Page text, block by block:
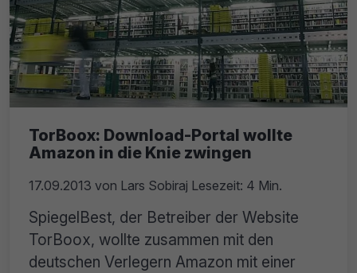
TorBoox: Download-Portal wollte
Amazon in die Knie zwingen
17.09.2013 von Lars Sobiraj Lesezeit: 4 Min.
SpiegelBest, der Betreiber der Website
TorBoox, wollte zusammen mit den
deutschen Verlegern Amazon mit einer